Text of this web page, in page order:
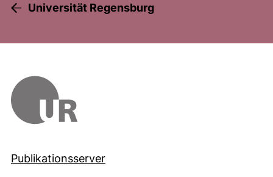
Universität Regensburg
Publikationsserver